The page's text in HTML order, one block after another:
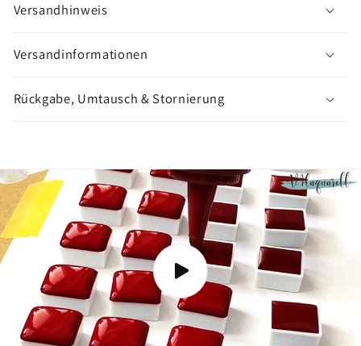
h
a
n
g
e
n
Versandhinweis
Versandinformationen
Rückgabe, Umtausch & Stornierung